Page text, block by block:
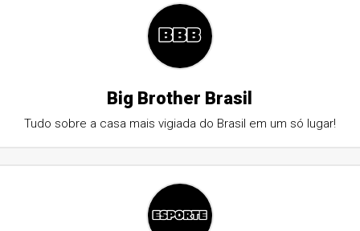
Big Brother Brasil
Tudo sobre a casa mais vigiada do Brasil em um só lugar!